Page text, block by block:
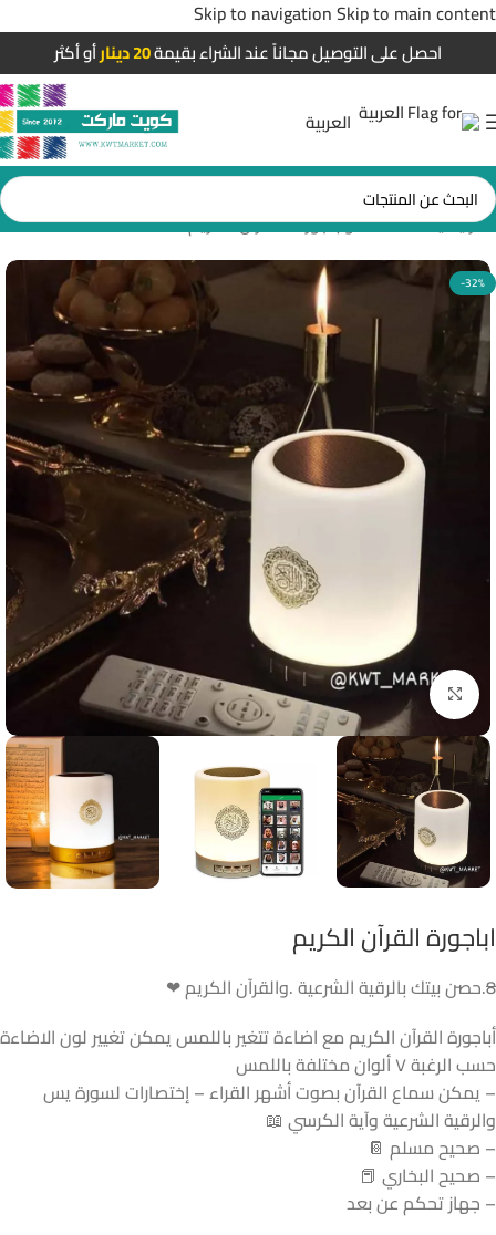
Skip to navigationSkip to main content
احصل على التوصيل مجاناً عند الشراء بقيمة20 دينار أو أكثر
العربية
الرئيسية/سماعات واباجورات القرآن الكريم
-32%
Click to enlarge
اباجورة القرآن الكريم
8.حصن بيتك بالرقية الشرعية .والقرآن الكريم ❤
أباجورة القرآن الكريم مع اضاءة تتغير باللمس يمكن تغيير لون الاضاءة
حسب الرغبة ٧ ألوان مختلفة باللمس
– يمكن سماع القرآن بصوت أشهر القراء – إختصارات لسورة يس
والرقية الشرعية وآية الكرسي 📖
– صحيح مسلم 📔
– صحيح البخاري 📕
– جهاز تحكم عن بعد